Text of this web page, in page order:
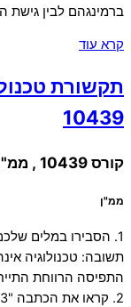
ברמינגהם לבין גישת
קרא עוד
תקשורת
10439
קורס 10439 , ממ"ן 11 , ציון 90
ממ"ן
1. הסבירו במלים
תשובה: טכנולוגיה
התפיסה הרווחת